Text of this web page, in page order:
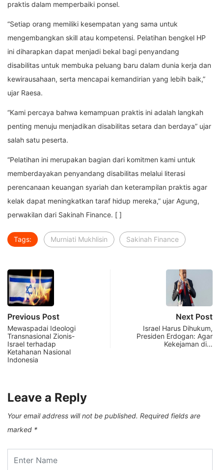
praktis dalam memperbaiki ponsel.
“Setiap orang memiliki kesempatan yang sama untuk
mengembangkan skill atau kompetensi. Pelatihan bengkel HP
ini diharapkan dapat menjadi bekal bagi penyandang
disabilitas untuk membuka peluang baru dalam dunia kerja dan
kewirausahaan, serta mencapai kemandirian yang lebih baik,”
ujar Raesa.
“Kami percaya bahwa kemampuan praktis ini adalah langkah
penting menuju menjadikan disabilitas setara dan berdaya” ujar
salah satu peserta.
“Pelatihan ini merupakan bagian dari komitmen kami untuk
memberdayakan penyandang disabilitas melalui literasi
perencanaan keuangan syariah dan keterampilan praktis agar
kelak dapat meningkatkan taraf hidup mereka,” ujar Agung,
perwakilan dari Sakinah Finance. [ ]
Tags: Murniati Mukhlisin Sakinah Finance
Previous Post
Mewaspadai Ideologi
Transnasional Zionis-
Israel terhadap
Ketahanan Nasional
Indonesia
Next Post
Israel Harus Dihukum,
Presiden Erdogan: Agar
Kekejaman di…
Leave a Reply
Your email address will not be published. Required fields are
marked *